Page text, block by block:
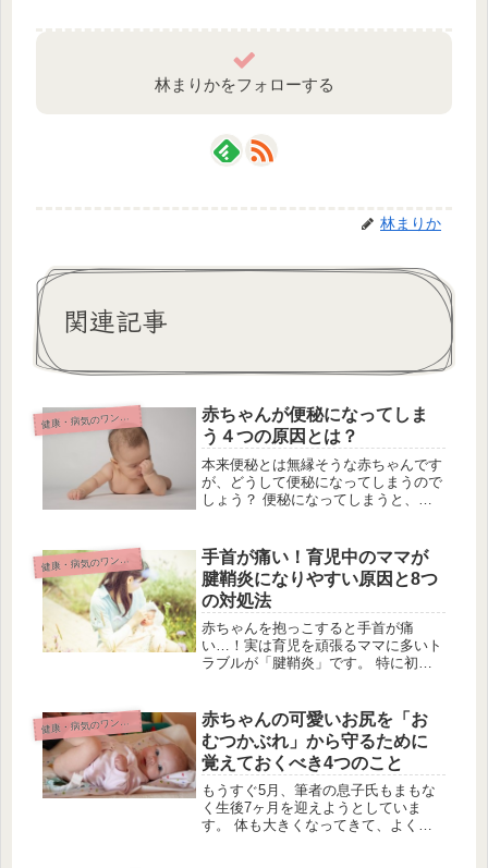
林まりかをフォローする
林まりか
関連記事
健康・病気のワンポイント
赤ちゃんが便秘になってしま
う４つの原因とは？
本来便秘とは無縁そうな赤ちゃんです
が、どうして便秘になってしまうので
しょう？ 便秘になってしまうと、不
しょう。 原因をつきとめて、ママも
赤ちゃんもスッキリしたいですよ
ね。 ...
健康・病気のワンポイント
手首が痛い！育児中のママが
腱鞘炎になりやすい原因と8つ
の対処法
赤ちゃんを抱っこすると手首が痛
い…！実は育児を頑張るママに多いト
ラブルが「腱鞘炎」です。 特に初出
ちゃんを抱っこするだけでも痛みを伴
います。 これから育児本番というと
きに...
健康・病気のワンポイント
赤ちゃんの可愛いお尻を「お
むつかぶれ」から守るために
覚えておくべき4つのこと
もうすぐ5月、筆者の息子氏もまもな
く生後7ヶ月を迎えようとしていま
す。 体も大きくなってきて、よく食